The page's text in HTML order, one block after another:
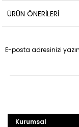
ÜRÜN ÖNERILERI
Kurumsal